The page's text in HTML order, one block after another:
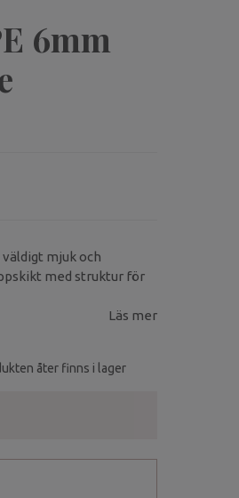
6mm
mjuk och
med struktur för
Läs mer
åter finns i lager